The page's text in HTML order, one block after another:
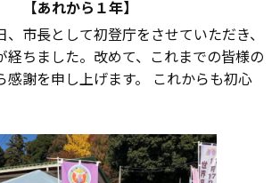
【あれから１年】
、市長として初登庁をさせていただき、
経ちました。改めて、これまでの皆様の
感謝を申し上げます。 これからも初心